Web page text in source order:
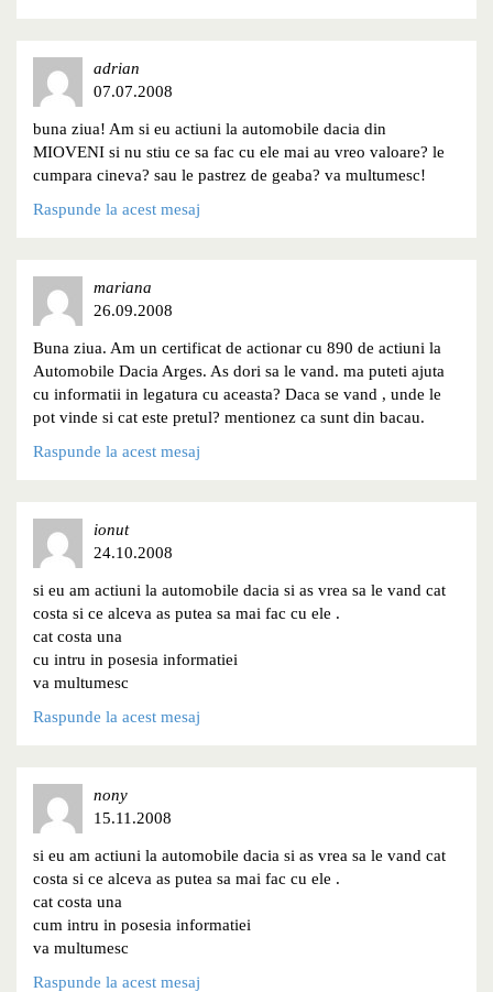
adrian
07.07.2008
buna ziua! Am si eu actiuni la automobile dacia din
MIOVENI si nu stiu ce sa fac cu ele mai au vreo valoare? le
cumpara cineva? sau le pastrez de geaba? va multumesc!
Raspunde la acest mesaj
mariana
26.09.2008
Buna ziua. Am un certificat de actionar cu 890 de actiuni la
Automobile Dacia Arges. As dori sa le vand. ma puteti ajuta
cu informatii in legatura cu aceasta? Daca se vand , unde le
pot vinde si cat este pretul? mentionez ca sunt din bacau.
Raspunde la acest mesaj
ionut
24.10.2008
si eu am actiuni la automobile dacia si as vrea sa le vand cat
costa si ce alceva as putea sa mai fac cu ele .
cat costa una
cu intru in posesia informatiei
va multumesc
Raspunde la acest mesaj
nony
15.11.2008
si eu am actiuni la automobile dacia si as vrea sa le vand cat
costa si ce alceva as putea sa mai fac cu ele .
cat costa una
cum intru in posesia informatiei
va multumesc
Raspunde la acest mesaj